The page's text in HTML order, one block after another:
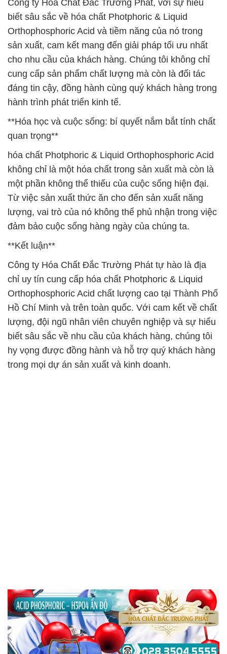
Công ty Hóa Chất Đắc Trường Phát, với sự hiểu
biết sâu sắc về hóa chất Photphoric & Liquid
Orthophosphoric Acid và tiềm năng của nó trong
sản xuất, cam kết mang đến giải pháp tối ưu nhất
cho nhu cầu của khách hàng. Chúng tôi không chỉ
cung cấp sản phẩm chất lượng mà còn là đối tác
đáng tin cậy, đồng hành cùng quý khách hàng trong
hành trình phát triển kinh tế.
**Hóa học và cuộc sống: bí quyết nắm bắt tính chất
quan trọng**
hóa chất Photphoric & Liquid Orthophosphoric Acid
không chỉ là một hóa chất trong sản xuất mà còn là
một phần không thể thiếu của cuộc sống hiện đại.
Từ việc sản xuất thức ăn cho đến sản xuất năng
lượng, vai trò của nó không thể phủ nhận trong việc
đảm bảo cuộc sống hàng ngày của chúng ta.
**Kết luận**
Công ty Hóa Chất Đắc Trường Phát tự hào là địa
chỉ uy tín cung cấp hóa chất Photphoric & Liquid
Orthophosphoric Acid chất lượng cao tại Thành Phố
Hồ Chí Minh và trên toàn quốc. Với cam kết về chất
lượng, đội ngũ nhân viên chuyên nghiệp và sự hiểu
biết sâu sắc về nhu cầu của khách hàng, chúng tôi
hy vọng được đồng hành và hỗ trợ quý khách hàng
trong mọi dự án sản xuất và kinh doanh.